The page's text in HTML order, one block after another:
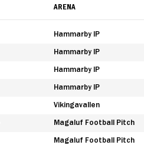
ARENA
Hammarby IP
Hammarby IP
Hammarby IP
Hammarby IP
Vikingavallen
Magaluf Football Pitch
Magaluf Football Pitch